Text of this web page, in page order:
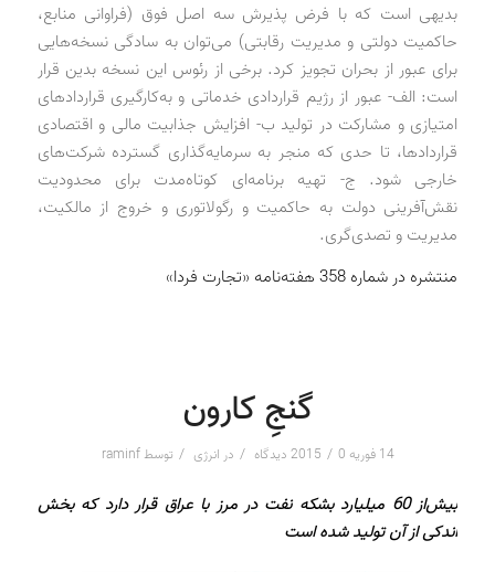
بدیهی است که با فرض پذیرش سه اصل فوق (فراوانی منابع،
حاکمیت دولتی و مدیریت رقابتی) می‌توان به سادگی نسخه‌هایی
برای عبور از بحران تجویز کرد. برخی از رئوس این نسخه بدین قرار
است: الف- عبور از رژیم قراردادی خدماتی و به‌کارگیری قراردادهای
امتیازی و مشارکت در تولید ب- افزایش جذابیت مالی و اقتصادی
قراردادها، تا حدی که منجر به سرمایه‌گذاری گسترده شرکت‌های
خارجی شود. ج- تهیه برنامه‌ای کوتاه‌مدت برای محدودیت
نقش‌آفرینی دولت به حاکمیت و رگولاتوری و خروج از مالکیت،
مدیریت و تصدی‌گری.
منتشره در شماره 358 هفته‌نامه «تجارت فردا»
گنجِ کارون
14 فوریه 2015 / 0 دیدگاه / در انرژی / توسطraminf
بیش‌از 60 میلیارد بشکه نفت در مرز با عراق قرار ‌دارد که بخش
اندکی از آن تولید شده است